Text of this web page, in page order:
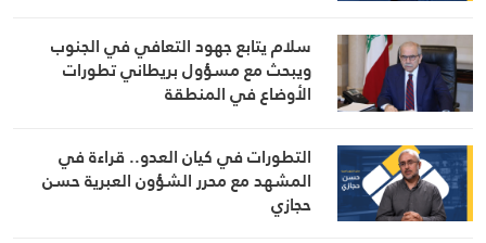
سلام يتابع جهود التعافي في الجنوب
ويبحث مع مسؤول بريطاني تطورات
الأوضاع في المنطقة
التطورات في كيان العدو.. قراءة في
المشهد مع محرر الشؤون العبرية حسن
حجازي